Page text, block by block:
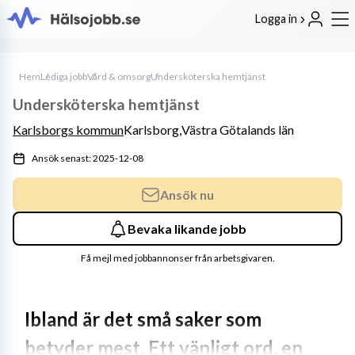
Logga in
HemLediga jobbVård & omsorgUndersköterska hemtjänst
Ibland är det små saker som
betyder mest. Ett vänligt ord, en
Undersköterska hemtjänst
Karlsborgs kommunKarlsborg,Västra Götalands län
Ansök senast: 2025-12-08
Ansök nu
Bevaka likande jobb
Få mejl med jobbannonser från arbetsgivaren.